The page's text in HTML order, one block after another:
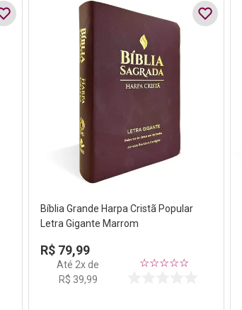
Bíblia Grande Harpa Cristã Popular
Letra Gigante Marrom
R$ 79,99
Até 2x de
R$ 39,99
☆☆☆☆☆